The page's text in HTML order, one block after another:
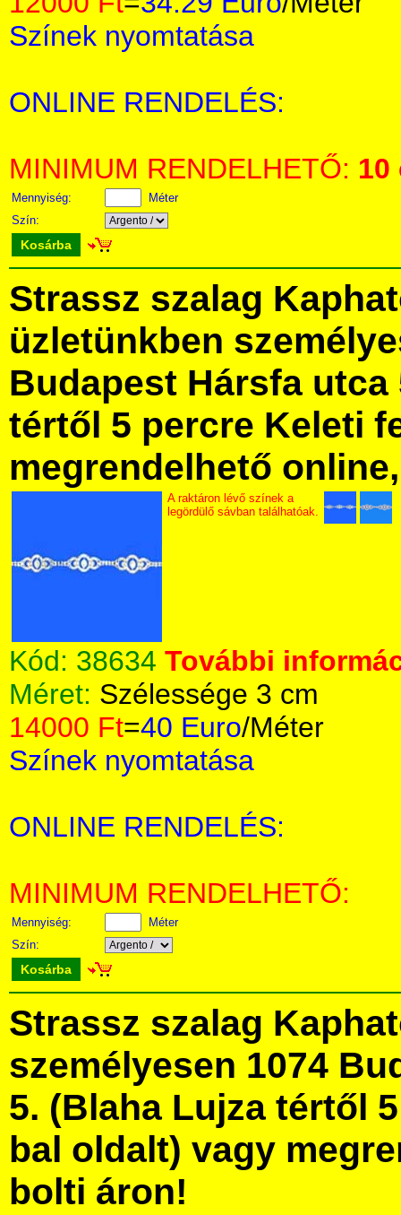
Színek nyomtatása
ONLINE RENDELÉS:
MINIMUM RENDELHETŐ: 10
Mennyiség:
Méter
Szín:
Kosárba
Strassz szalag
üzletünkben
Budapest Hársfa utca
tértől 5 percre Keleti
megrendelhető
A raktáron lévő színek a
legördülő sávban találhatóak.
Kód: 38634 További
Méret: Szélessége 3 cm
14000 Ft=40 Euro/Méter
Színek nyomtatása
ONLINE RENDELÉS:
MINIMUM RENDELHETŐ:
Mennyiség:
Méter
Szín:
Kosárba
Strassz szalag
személyesen 1074
5. (Blaha Lujza tértől
bal oldalt) vagy
bolti áron!